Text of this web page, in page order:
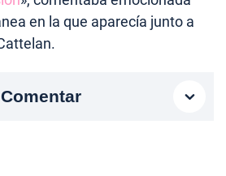
en la que aparecía junto a
.
Comentar